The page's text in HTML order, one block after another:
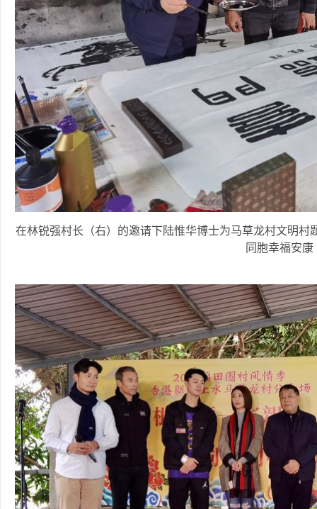
在林锐强村长（右）的邀请下陆惟华博士为马草龙村文明村
同胞幸福安康